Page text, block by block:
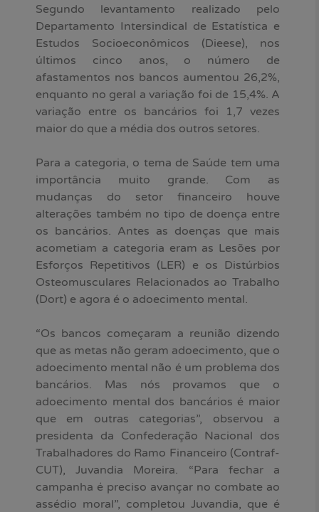
Segundo levantamento realizado pelo
Departamento Intersindical de Estatística e
Estudos Socioeconômicos (Dieese), nos
últimos cinco anos, o número de
afastamentos nos bancos aumentou 26,2%,
enquanto no geral a variação foi de 15,4%. A
variação entre os bancários foi 1,7 vezes
maior do que a média dos outros setores.
Para a categoria, o tema de Saúde tem uma
importância muito grande. Com as
mudanças do setor financeiro houve
alterações também no tipo de doença entre
os bancários. Antes as doenças que mais
acometiam a categoria eram as Lesões por
Esforços Repetitivos (LER) e os Distúrbios
Osteomusculares Relacionados ao Trabalho
(Dort) e agora é o adoecimento mental.
“Os bancos começaram a reunião dizendo
que as metas não geram adoecimento, que o
adoecimento mental não é um problema dos
bancários. Mas nós provamos que o
adoecimento mental dos bancários é maior
que em outras categorias”, observou a
presidenta da Confederação Nacional dos
Trabalhadores do Ramo Financeiro (Contraf-
CUT), Juvandia Moreira. “Para fechar a
campanha é preciso avançar no combate ao
assédio moral”, completou Juvandia, que é